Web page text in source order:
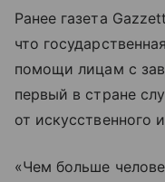
Ранее газета
что
помощи лицам с
первый в стране
от искусственного
«Чем больше